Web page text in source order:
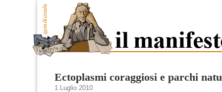
Ectoplasmi coraggiosi e parchi
1 Luglio 2010